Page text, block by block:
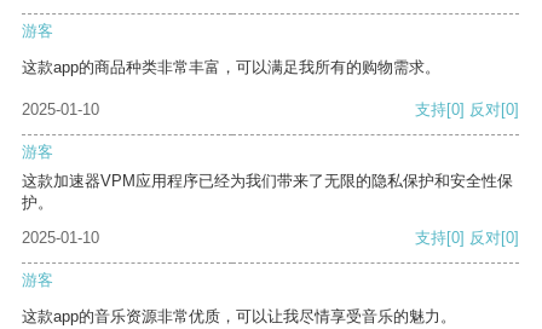
游客
这款app的商品种类非常丰富，可以满足我所有的购物需求。
2025-01-10 支持[0] 反对[0]
游客
这款加速器VPM应用程序已经为我们带来了无限的隐私保护和安全性保
护。
2025-01-10
支持[0] 反对[0]
游客
这款app的音乐资源非常优质，可以让我尽情享受音乐的魅力。